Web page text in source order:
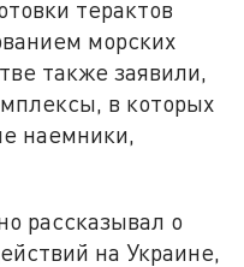
терактов
морских
также заявили,
в которых
наемники,
рассказывал о
на Украине,